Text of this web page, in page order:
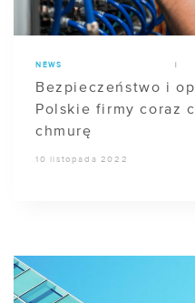
NEWS
Bezpieczeństwo i
Polskie firmy coraz
chmurę
10 listopada 2022